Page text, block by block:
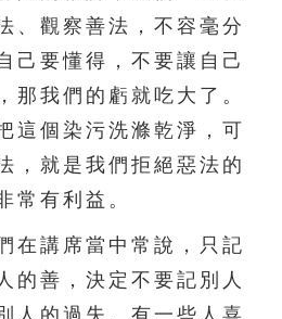
、觀察善法，不容毫分
己要懂得，不要讓自己
那我們的虧就吃大了。
這個染污洗滌乾淨，可
，就是我們拒絕惡法的
常有利益。
講席當中常說，只記
的善，決定不要記別人
人的過失。有一些人喜